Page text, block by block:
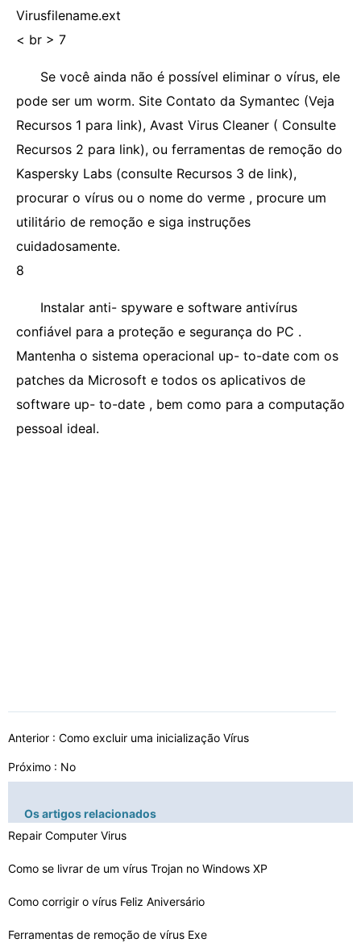
Virusfilename.ext
< br > 7
Se você ainda não é possível eliminar o vírus, ele
pode ser um worm. Site Contato da Symantec (Veja
Recursos 1 para link), Avast Virus Cleaner ( Consulte
Recursos 2 para link), ou ferramentas de remoção do
Kaspersky Labs (consulte Recursos 3 de link),
procurar o vírus ou o nome do verme , procure um
utilitário de remoção e siga instruções
cuidadosamente.
8
Instalar anti- spyware e software antivírus
confiável para a proteção e segurança do PC .
Mantenha o sistema operacional up- to-date com os
patches da Microsoft e todos os aplicativos de
software up- to-date , bem como para a computação
pessoal ideal.
Anterior : Como excluir uma inicialização Vírus
Próximo : No
Os artigos relacionados
Repair Computer Virus
Como se livrar de um vírus Trojan no Windows XP
Como corrigir o vírus Feliz Aniversário
Ferramentas de remoção de vírus Exe